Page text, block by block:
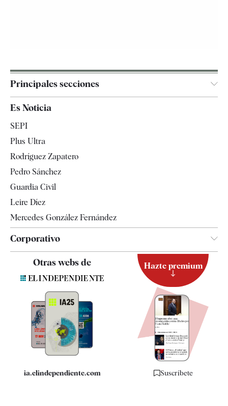
Principales secciones
España
Televisión
Es Noticia
SEPI
Plus Ultra
Rodríguez Zapatero
Pedro Sánchez
Guardia Civil
Leire Díez
Mercedes González Fernández
Corporativo
Contacto
Quiénes somos
Especificaciones
Otras webs de
ia.elindependiente.com
Hazte premium
Suscríbete